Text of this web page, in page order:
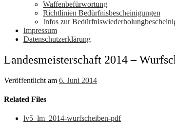
Waffenbefürwortung
Richtlinien Bedürfnisbescheinigungen
Infos zur
Impressum
Datenschutzerklärung
Landesmeisterschaft 2014 –
Veröffentlicht am 6. Juni 2014
Related Files
lv5_lm_2014-wurfscheiben-pdf